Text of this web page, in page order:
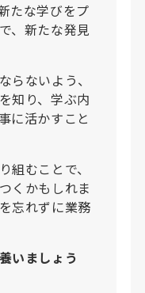
たな学びをプ
、新たな発見
らないよう、
知り、学ぶ内
に活かすこと
組むことで、
くかもしれま
忘れずに業務
いましょう